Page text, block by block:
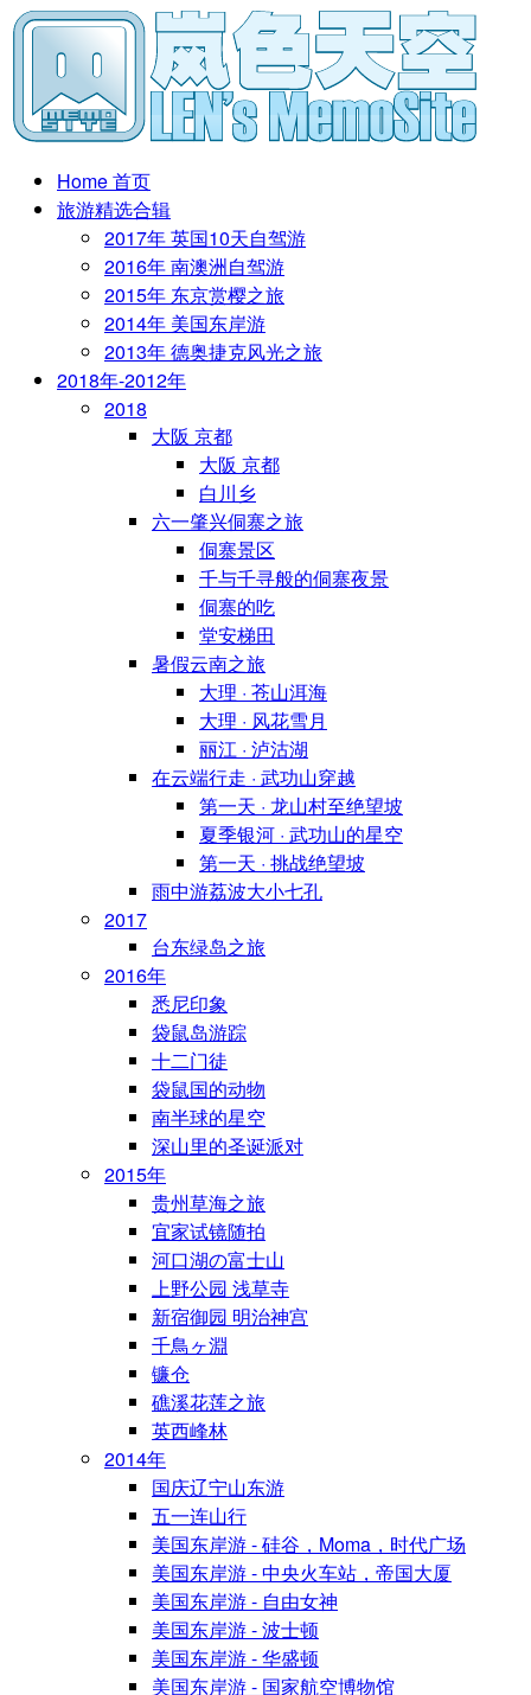
Home 首页
旅游精选合辑
2017年 英国10天自驾游
2016年 南澳洲自驾游
2015年 东京赏樱之旅
2014年 美国东岸游
2013年 德奥捷克风光之旅
2018年-2012年
2018
大阪 京都
大阪 京都
白川乡
六一肇兴侗寨之旅
侗寨景区
千与千寻般的侗寨夜景
侗寨的吃
堂安梯田
暑假云南之旅
大理 · 苍山洱海
大理 · 风花雪月
丽江 · 泸沽湖
在云端行走 · 武功山穿越
第一天 · 龙山村至绝望坡
夏季银河 · 武功山的星空
第一天 · 挑战绝望坡
雨中游荔波大小七孔
2017
台东绿岛之旅
2016年
悉尼印象
袋鼠岛游踪
十二门徒
袋鼠国的动物
南半球的星空
深山里的圣诞派对
2015年
贵州草海之旅
宜家试镜随拍
河口湖の富士山
上野公园 浅草寺
新宿御园 明治神宫
千鳥ヶ淵
镰仓
礁溪花莲之旅
英西峰林
2014年
国庆辽宁山东游
五一连山行
美国东岸游 - 硅谷，Moma，时代广场
美国东岸游 - 中央火车站，帝国大厦
美国东岸游 - 自由女神
美国东岸游 - 波士顿
美国东岸游 - 华盛顿
美国东岸游 - 国家航空博物馆